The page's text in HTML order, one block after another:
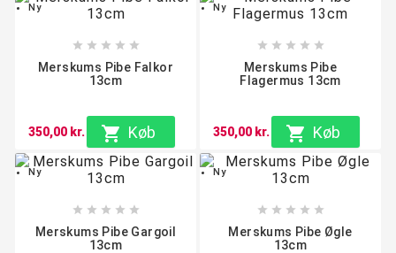
Ny
    
Merskums Pibe Falkor
13cm
350,00 kr.  Køb
Ny
    
Merskums Pibe
Flagermus 13cm
350,00 kr.  Køb
Ny
    
Merskums Pibe Gargoil
13cm
Ny
    
Merskums Pibe Øgle
13cm